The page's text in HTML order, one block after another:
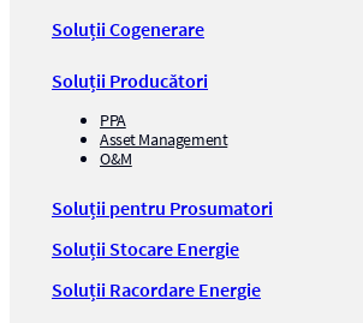
Soluții Cogenerare
Soluții Producători
PPA
Asset Management
O&M
Soluții pentru Prosumatori
Soluții Stocare Energie
Soluții Racordare Energie